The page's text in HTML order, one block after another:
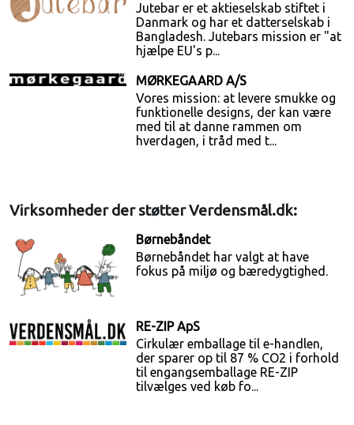
Jutebar er et aktieselskab stiftet i
Danmark og har et datterselskab i
Bangladesh. Jutebars mission er "at
hjælpe EU's p...
MØRKEGAARD A/S
Vores mission: at levere smukke og
funktionelle designs, der kan være
med til at danne rammen om
hverdagen, i tråd med t...
Virksomheder der støtter Verdensmål.dk:
Børnebåndet
Børnebåndet har valgt at have
fokus på miljø og bæredygtighed.
RE-ZIP ApS
Cirkulær emballage til e-handlen,
der sparer op til 87 % CO2 i forhold
til engangsemballage RE-ZIP
tilvælges ved køb fo...